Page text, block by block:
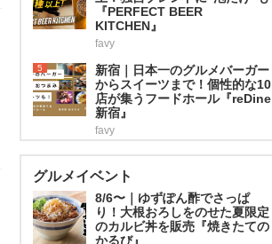
『PERFECT BEER
KITCHEN』
favy
5
新宿｜日本一のグルメバーガー
からスイーツまで！個性的な10
店が集うフードホール『reDine
新宿』
favy
グルメイベント
8/6〜｜ゆずぽん酢でさっぱ
り！大根おろしをのせた夏限定
のカルビ丼を販売『焼きたての
かるび』